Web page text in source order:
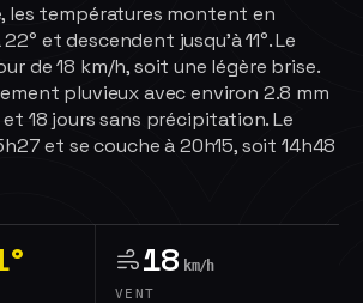
les températures montent en
et descendent jusqu'à 11°. Le
de 18 km/h, soit une légère brise.
pluvieux avec environ 2.8 mm
18 jours sans précipitation. Le
et se couche à 20h15, soit 14h48
18 km/h
VENT